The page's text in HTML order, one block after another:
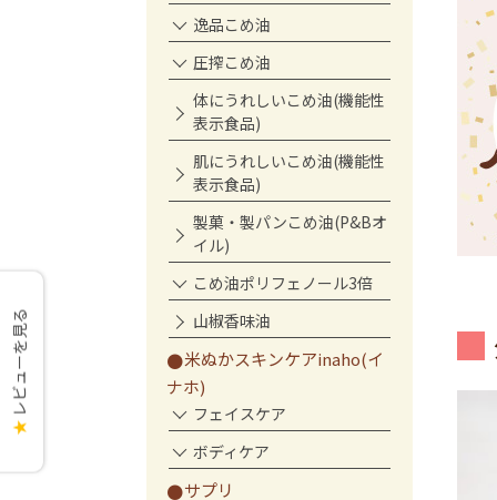
逸品こめ油
圧搾こめ油
体にうれしいこめ油(機能性
表示食品)
肌にうれしいこめ油(機能性
表示食品)
製菓・製パンこめ油(P&Bオ
イル)
こめ油ポリフェノール3倍
山椒香味油
米ぬかスキンケアinaho(イ
ナホ)
フェイスケア
ボディケア
サプリ
★
レビューを見る